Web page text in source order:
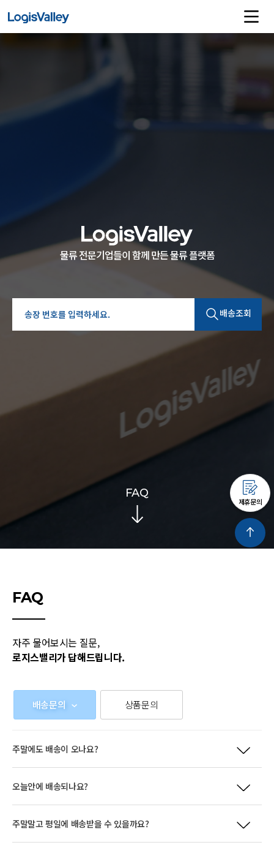
제휴문의
ONE
대한민국 최고를 자부합니다.
그리고 세계를 향해 달려갑니다.
ONLY
단 하나의 길만 생각합니다.
그리고 다가올 미래를 준비합니다.
ONE & ONLY
물류, 새로운 기준을 세우다.
물류 전문기업들이 함께 만든 물류 플랫폼
배송조회
FAQ
FAQ
자주 물어보시는 질문,
로지스밸리가 답해드립니다.
배송문의 상품문의
주말에도 배송이 오나요?
오늘안에 배송되나요?
주말말고 평일에 배송받을 수 있을까요?